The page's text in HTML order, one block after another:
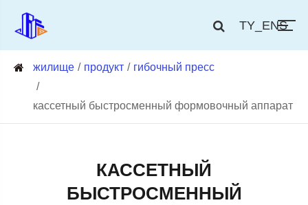
TY_ENS
жилище продукт гибочный пресс
кассетный быстросменный формовочный аппарат
КАССЕТНЫЙ
БЫСТРОСМЕННЫЙ